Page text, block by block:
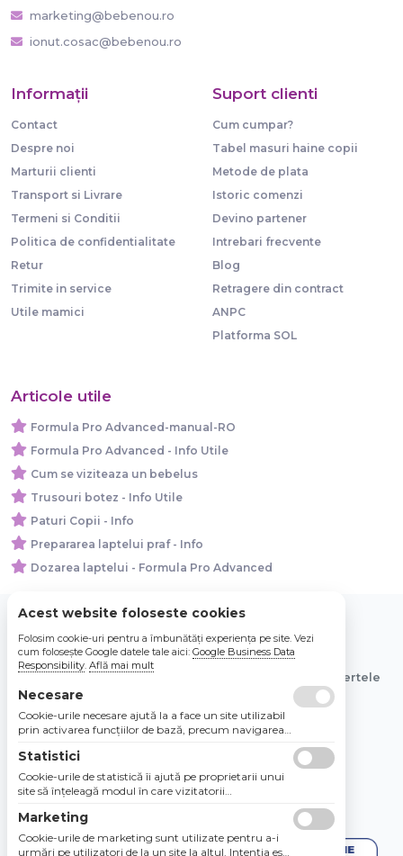
marketing@bebenou.ro
ionut.cosac@bebenou.ro
Informaţii
Contact
Despre noi
Marturii clienti
Transport si Livrare
Termeni si Conditii
Politica de confidentialitate
Retur
Trimite in service
Utile mamici
Suport clienti
Cum cumpar?
Tabel masuri haine copii
Metode de plata
Istoric comenzi
Devino partener
Intrebari frecvente
Blog
Retragere din contract
ANPC
Platforma SOL
Articole utile
Formula Pro Advanced-manual-RO
Formula Pro Advanced - Info Utile
Cum se viziteaza un bebelus
Trusouri botez - Info Utile
Paturi Copii - Info
Prepararea laptelui praf - Info
Dozarea laptelui - Formula Pro Advanced
© 2026 Bebe Nou Online Store SRL
Toate preturile sunt exprimate in lei si includ tva. Ofertele
sunt valabile in limita stocului disponibil.
Acest website foloseste cookies
Folosim cookie-uri pentru a îmbunătăți experiența pe site. Vezi
cum folosește Google datele tale aici: Google Business Data
Responsibility. Află mai mult
Necesare
Cookie-urile necesare ajută la a face un site utilizabil
prin activarea funcţiilor de bază, precum navigarea
Site-ul nu poate funcţiona corespunzător fără aceste
cookie-uri.
Statistici
Cookie-urile de statistică îi ajută pe proprietarii unui
site să înţeleagă modul în care vizitatorii
raportarea informaţiilor în mod anonim.
Marketing
Cookie-urile de marketing sunt utilizate pentru a-i
urmări pe utilizatori de la un site la altul. Intenţia este